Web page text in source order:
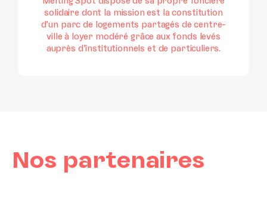
solidaire dont la mission est la constitution
d’un parc de logements partagés de centre-
ville à loyer modéré grâce aux fonds levés
auprès d’institutionnels et de particuliers.
Nos partenaires